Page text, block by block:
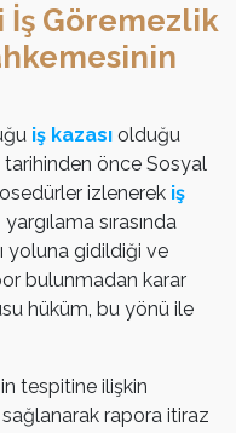
İş Göremezlik
iş kazası olduğu
önce Sosyal
izlenerek iş
sırasında
yoluna gidildiği ve
bulunmadan karar
hüküm, bu yönü ile
tespitine ilişkin
sağlanarak rapora itiraz